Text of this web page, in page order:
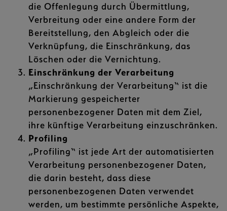
die Offenlegung durch Übermittlung,
Verbreitung oder eine andere Form der
Bereitstellung, den Abgleich oder die
Verknüpfung, die Einschränkung, das
Löschen oder die Vernichtung.
Einschränkung der Verarbeitung
„Einschränkung der Verarbeitung“ ist die
Markierung gespeicherter
personenbezogener Daten mit dem Ziel,
ihre künftige Verarbeitung einzuschränken.
Profiling
„Profiling“ ist jede Art der automatisierten
Verarbeitung personenbezogener Daten,
die darin besteht, dass diese
personenbezogenen Daten verwendet
werden, um bestimmte persönliche Aspekte,